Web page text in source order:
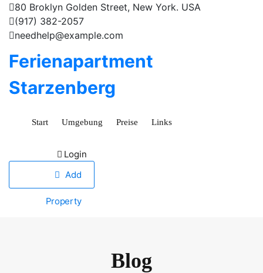
80 Broklyn Golden Street, New York. USA
(917) 382-2057
needhelp@example.com
Ferienapartment
Starzenberg
Start Umgebung Preise Links
Login
Add
Property
Blog